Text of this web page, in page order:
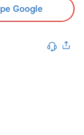
Google